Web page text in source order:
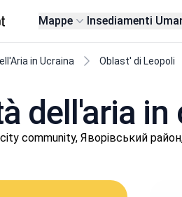
Mappe Insediamenti
in Ucraina Oblast' di Leopoli
dell'aria
community, Яворівський